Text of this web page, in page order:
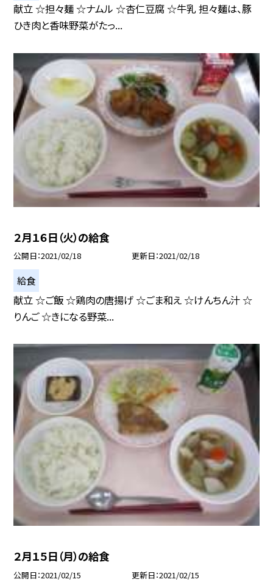
献立 ☆担々麺 ☆ナムル ☆杏仁豆腐 ☆牛乳 担々麺は、豚
ひき肉と香味野菜がたっ...
２月１６日（火）の給食
公開日 2021/02/18 更新日 2021/02/18
給食
献立 ☆ご飯 ☆鶏肉の唐揚げ ☆ごま和え ☆けんちん汁 ☆
りんご ☆きになる野菜...
２月１５日（月）の給食
公開日 2021/02/15 更新日 2021/02/15